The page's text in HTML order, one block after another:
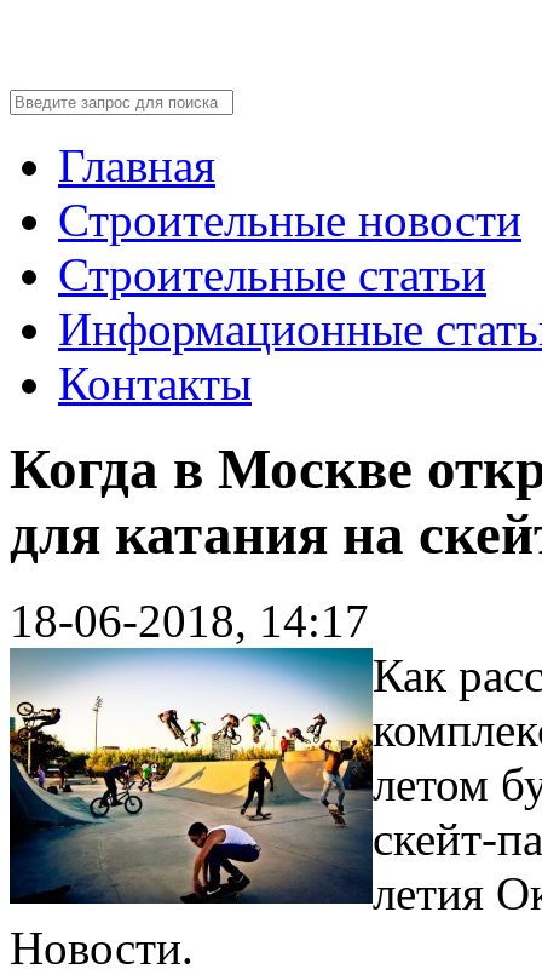
Главная
Строительные новости
Строительные статьи
Информационные
Контакты
Когда в Москве
для катания на
18-06-2018, 14:17
Как
летом
скейт-
летия
Новости.